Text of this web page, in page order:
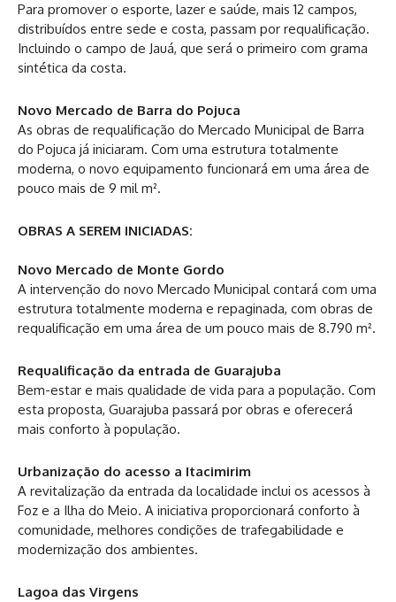
Para promover o esporte, lazer e saúde, mais 12 campos,
distribuídos entre sede e costa, passam por requalificação.
Incluindo o campo de Jauá, que será o primeiro com grama
sintética da costa.
Novo Mercado de Barra do Pojuca
As obras de requalificação do Mercado Municipal de Barra
do Pojuca já iniciaram. Com uma estrutura totalmente
moderna, o novo equipamento funcionará em uma área de
pouco mais de 9 mil m².
OBRAS A SEREM INICIADAS:
Novo Mercado de Monte Gordo
A intervenção do novo Mercado Municipal contará com uma
estrutura totalmente moderna e repaginada, com obras de
requalificação em uma área de um pouco mais de 8.790 m².
Requalificação da entrada de Guarajuba
Bem-estar e mais qualidade de vida para a população. Com
esta proposta, Guarajuba passará por obras e oferecerá
mais conforto à população.
Urbanização do acesso a Itacimirim
A revitalização da entrada da localidade inclui os acessos à
Foz e a Ilha do Meio. A iniciativa proporcionará conforto à
comunidade, melhores condições de trafegabilidade e
modernização dos ambientes.
Lagoa das Virgens